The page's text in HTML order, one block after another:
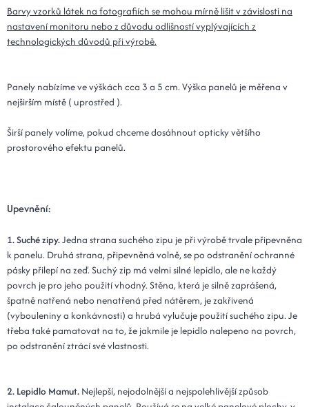
Barvy vzorků látek na fotografiích se mohou mírně lišit v závislosti na
nastavení monitoru nebo z důvodu odlišností vyplývajících z
technologických důvodů při výrobě.
Panely nabízíme ve výškách cca 3 a 5 cm. Výška panelů je měřena v
nejširším místě ( uprostřed ).
Širší panely volíme, pokud chceme dosáhnout opticky většího
prostorového efektu panelů.
Upevnění:
1. Suché zipy.Jedna strana suchého zipu je při výrobě trvale připevněna
k panelu. Druhá strana, připevněná volně, se po odstranění ochranné
pásky přilepí na zeď. Suchý zip má velmi silné lepidlo, ale ne každý
povrch je pro jeho použití vhodný. Stěna, která je silně zaprášená,
špatně natřená nebo nenatřená před nátěrem, je zakřivená
(vybouleniny a konkávnosti) a hrubá vylučuje použití suchého zipu. Je
třeba také pamatovat na to, že jakmile je lepidlo nalepeno na povrch,
po odstranění ztrácí své vlastnosti.
2. Lepidlo Mamut. Nejlepší, nejodolnější a nejspolehlivější způsob